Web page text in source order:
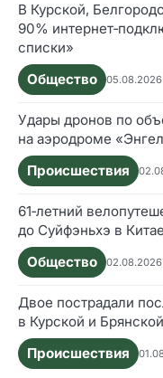
В Курской,
90%
списки»
Общество
05.08.2026
Удары дронов по
на аэродроме
Происшествия
61‑летний
до Суйфэньхэ в Китае
Общество
02.08.2026
Двое пострадали
в Курской и
Происшествия